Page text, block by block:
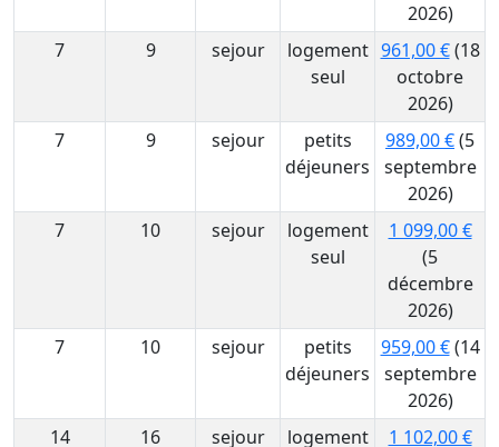
2026)
7
9 sejour
logement
seul
961,00 €(18
octobre
2026)
7
9 sejour
petits
déjeuners
989,00 €(5
septembre
2026)
7
10 sejour
logement
seul
1 099,00 €
(5
décembre
2026)
7
10 sejour
petits
déjeuners
959,00 €(14
septembre
2026)
14
16 sejour
logement
1 102,00 €